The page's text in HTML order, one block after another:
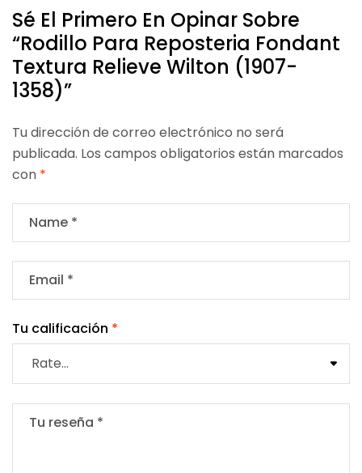
Sé El Primero En Opinar Sobre
“Rodillo Para Reposteria Fondant
Textura Relieve Wilton (1907-
1358)”
Tu dirección de correo electrónico no será
publicada. Los campos obligatorios están marcados
con *
Tu calificación *